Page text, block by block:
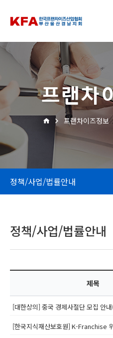
프랜차
프랜차이즈정보
정책/사업/법률안내
정책/사업/법률안내
제목
[대한상의] 중국 경제사절단 모집 안
[한국지식재산보호원] K-Franchise 위